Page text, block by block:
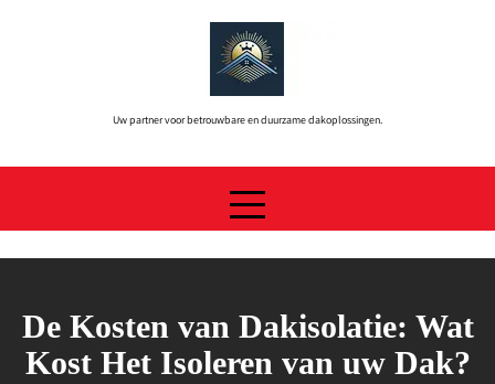
Uw partner voor betrouwbare en duurzame dakoplossingen.
De Kosten van Dakisolatie: Wat
Kost Het Isoleren van uw Dak?